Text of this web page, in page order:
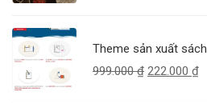
Theme sản xuất sách
999.000₫ 222.000 ₫